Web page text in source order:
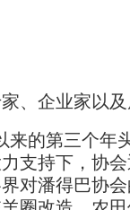
、企业家以
的第三个年
支持下，协
对潘得巴协